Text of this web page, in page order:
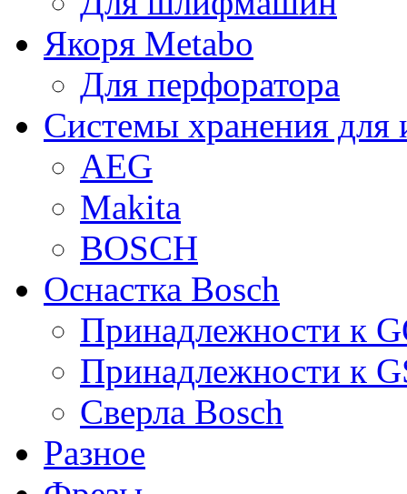
Якоря Metabo
Для перфоратора
Системы хранения для
AEG
Makita
BOSCH
Оснастка Bosch
Принадлежности к
Принадлежности к
Сверла Bosch
Разное